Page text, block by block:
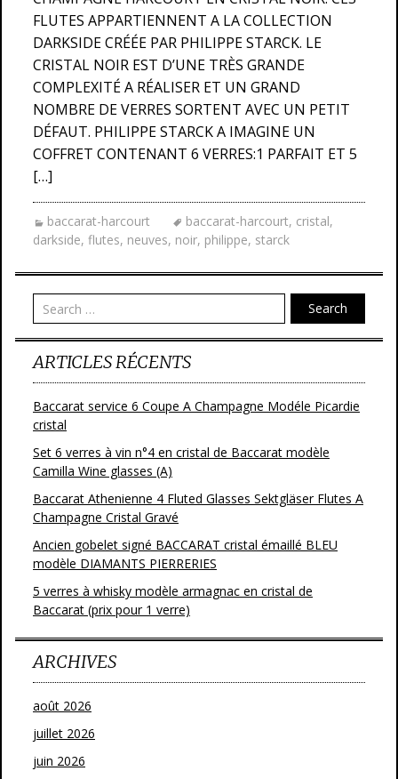
FLUTES APPARTIENNENT A LA COLLECTION
DARKSIDE CRÉÉE PAR PHILIPPE STARCK. LE
CRISTAL NOIR EST D’UNE TRÈS GRANDE
COMPLEXITÉ A RÉALISER ET UN GRAND
NOMBRE DE VERRES SORTENT AVEC UN PETIT
DÉFAUT. PHILIPPE STARCK A IMAGINE UN
COFFRET CONTENANT 6 VERRES:1 PARFAIT ET 5
[…]
baccarat-harcourt baccarat-harcourt, cristal,
darkside, flutes, neuves, noir, philippe, starck
Search
ARTICLES RÉCENTS
Baccarat service 6 Coupe A Champagne Modéle Picardie
cristal
Set 6 verres à vin n°4 en cristal de Baccarat modèle
Camilla Wine glasses (A)
Baccarat Athenienne 4 Fluted Glasses Sektgläser Flutes A
Champagne Cristal Gravé
Ancien gobelet signé BACCARAT cristal émaillé BLEU
modèle DIAMANTS PIERRERIES
5 verres à whisky modèle armagnac en cristal de
Baccarat (prix pour 1 verre)
ARCHIVES
août 2026
juillet 2026
juin 2026